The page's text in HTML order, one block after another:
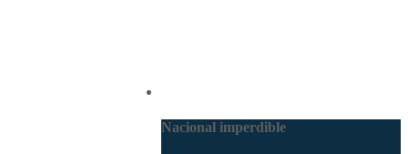
Nacional imperdible